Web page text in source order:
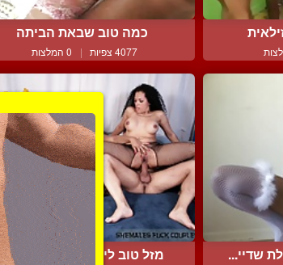
כמה טוב שבאת הביתה
4077 צפיות | 0 המלצות
שדיי... מזל טוב ליום הולדתך! הבא...